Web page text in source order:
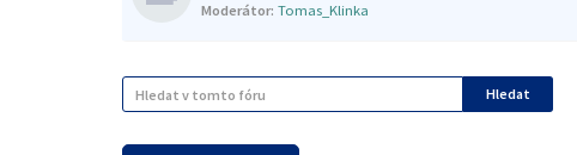
Moderátor: Tomas_Klinka
Hledat